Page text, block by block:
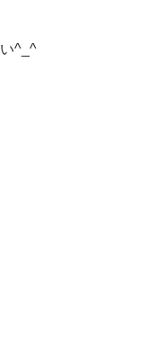
^_^
注文を受けてから製造